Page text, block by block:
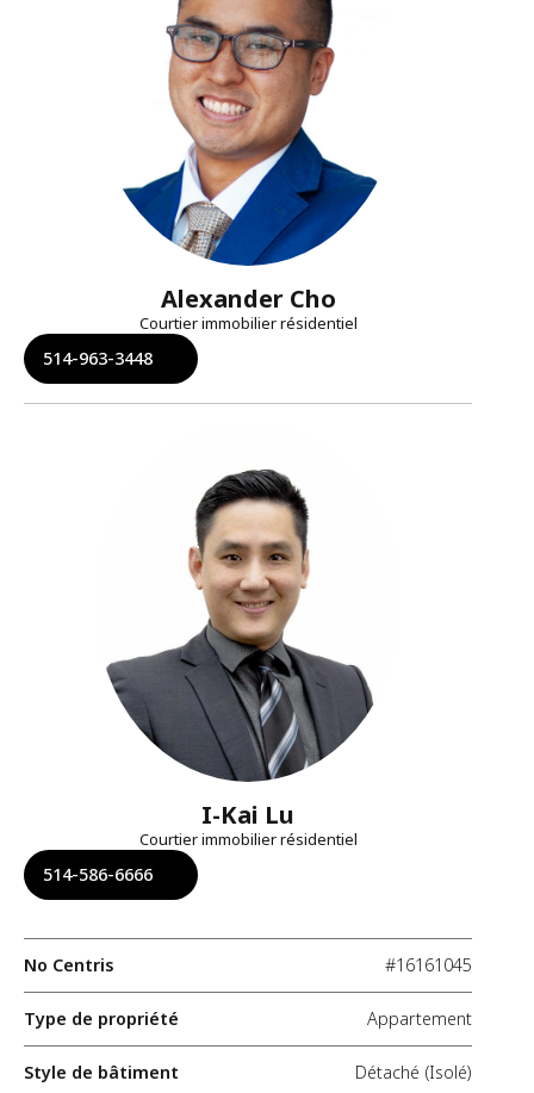
Alexander Cho
Courtier immobilier résidentiel
514-963-3448
I-Kai Lu
Courtier immobilier résidentiel
514-586-6666
No Centris #16161045
Type de propriété Appartement
Style de bâtiment Détaché (Isolé)